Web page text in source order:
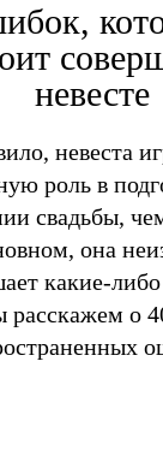
невесте
невеста
роль в
свадьбы,
она
какие-
о